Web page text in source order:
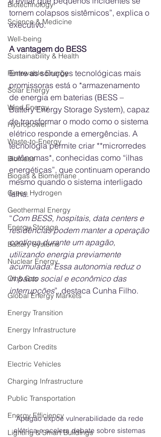
Biotechnology
Science & Medicine
Well-being
Sustainability & Health
Renewable Energy
Solar Energy
Wind Energy
Hydropower
Waste-to-Energy
Biomass
Biogas & Biomethane
Green Hydrogen
Geothermal Energy
Energy Storage
Battery Systems
Nuclear Energy
Oil & Gas
Global Energy Markets
Energy Transition
Energy Infrastructure
Carbon Credits
Electric Vehicles
Charging Infrastructure
Public Transportation
Energy Efficiency
Lighting & Smart Buildings
tornem colapsos sistêmicos”, explica o
executivo.
A vantagem do BESS
Entre as soluções tecnológicas mais
promissoras está o *armazenamento
de energia em baterias (BESS –
Battery Energy Storage System), capaz
de transformar o modo como o sistema
elétrico responde a emergências. A
tecnologia permite criar **microrredes
autônomas*, conhecidas como “ilhas
energéticas”, que continuam operando
mesmo quando o sistema interligado
falha.
“Com BESS, hospitais, data centers e
residências podem manter a operação
contínua durante um apagão,
utilizando energia previamente
acumulada. Essa autonomia reduz o
impacto social e econômico das
interrupções”, destaca Cunha Filho.
Apagão expõe vulnerabilidade da rede
elétrica e acelera debate sobre sistemas